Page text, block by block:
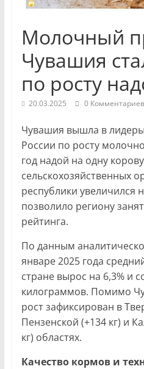
Чувашской
Чебоксар.
События
происшествия,
интервью,
инсайды.
Молочный
Чувашия
по росту
20.03.2025 0 Комментариев
Чувашия вышла в
России по росту
год надой на одну
сельскохозяйственных
республики увеличился
позволило региону
рейтинга.
По данным
январе 2025 года
стране вырос на 6,3% и
килограммов. Помимо
рост зафиксирован в
Пензенской (+134 кг) и
кг) областях.
Качество кормов и